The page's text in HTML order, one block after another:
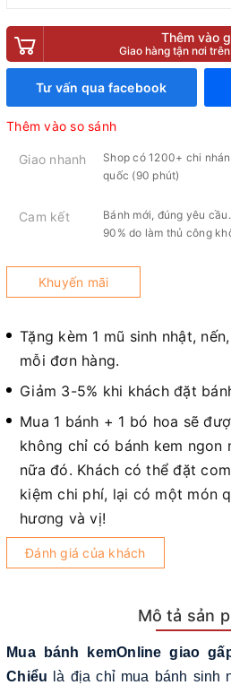
Thêm vào
Giao hàng tận nơi
Tư vấn qua facebook
Thêm vào so sánh
Giao nhanh
Shop có 1200+ chi
quốc (90 phút)
Cam kết
Bánh mới, đúng yêu
90% do làm thủ công
Khuyến mãi
Tặng kèm 1 mũ sinh nhật,
mỗi đơn hàng.
Giảm 3-5% khi khách đặt
Mua 1 bánh + 1 bó hoa sẽ
không chỉ có bánh kem ngon
nữa đó. Khách có thể đặt
kiệm chi phí, lại có một món
hương và vị!
Đánh giá của khách
Mô tả sản
Mua bánh kemOnline giao
Chiểu là địa chỉ mua bánh sinh